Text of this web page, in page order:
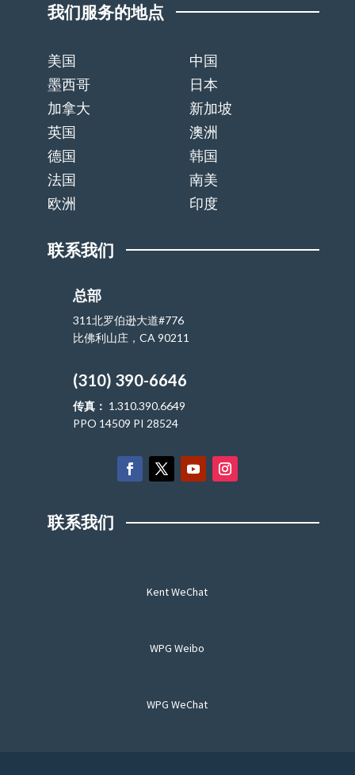
我们服务的地点
美国
中国
墨西哥
日本
加拿大
新加坡
英国
澳洲
德国
韩国
法国
南美
欧洲
印度
联系我们
总部
311北罗伯逊大道#776
比佛利山庄，CA 90211
(310) 390-6646
传真： 1.310.390.6649
PPO 14509 PI 28524
联系我们
Kent WeChat
WPG Weibo
WPG WeChat